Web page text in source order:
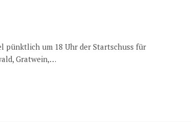
pünktlich um 18 Uhr der Startschuss für
Gratwein,…